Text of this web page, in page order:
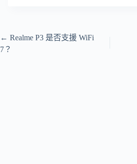
← Realme P3 是否支援 WiFi
7？